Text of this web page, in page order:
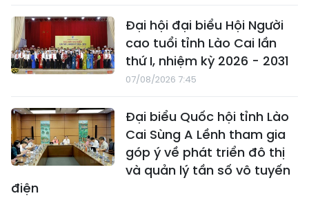
Đại hội đại biểu Hội Người
cao tuổi tỉnh Lào Cai lần
thứ I, nhiệm kỳ 2026 - 2031
07/08/2026 7:45
Đại biểu Quốc hội tỉnh Lào
Cai Sùng A Lềnh tham gia
góp ý về phát triển đô thị
và quản lý tần số vô tuyến
điện